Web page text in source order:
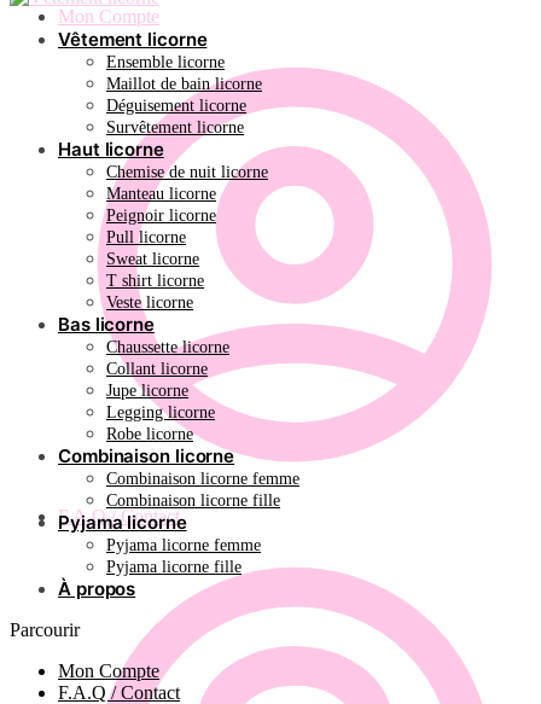
Mon Compte
F.A.Q / Contact
Vêtement licorne
Ensemble licorne
Maillot de bain licorne
Déguisement licorne
Survêtement licorne
Haut licorne
Chemise de nuit licorne
Manteau licorne
Peignoir licorne
Pull licorne
Sweat licorne
T shirt licorne
Veste licorne
Bas licorne
Chaussette licorne
Collant licorne
Jupe licorne
Legging licorne
Robe licorne
Combinaison licorne
Combinaison licorne femme
Combinaison licorne fille
Pyjama licorne
Pyjama licorne femme
Pyjama licorne fille
À propos
Parcourir
Mon Compte
F.A.Q / Contact